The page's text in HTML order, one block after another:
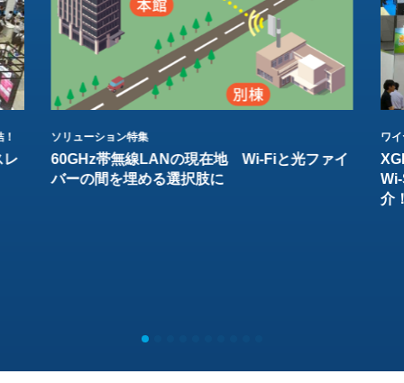
レ
ソリューション特集
60GHz帯無線LANの現在地 Wi-Fiと光ファイ
バーの間を埋める選択肢に
ワ
介